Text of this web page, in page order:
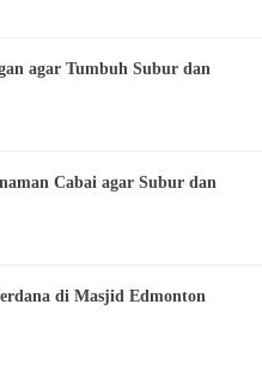
agar Tumbuh Subur dan
Cabai agar Subur dan
di Masjid Edmonton